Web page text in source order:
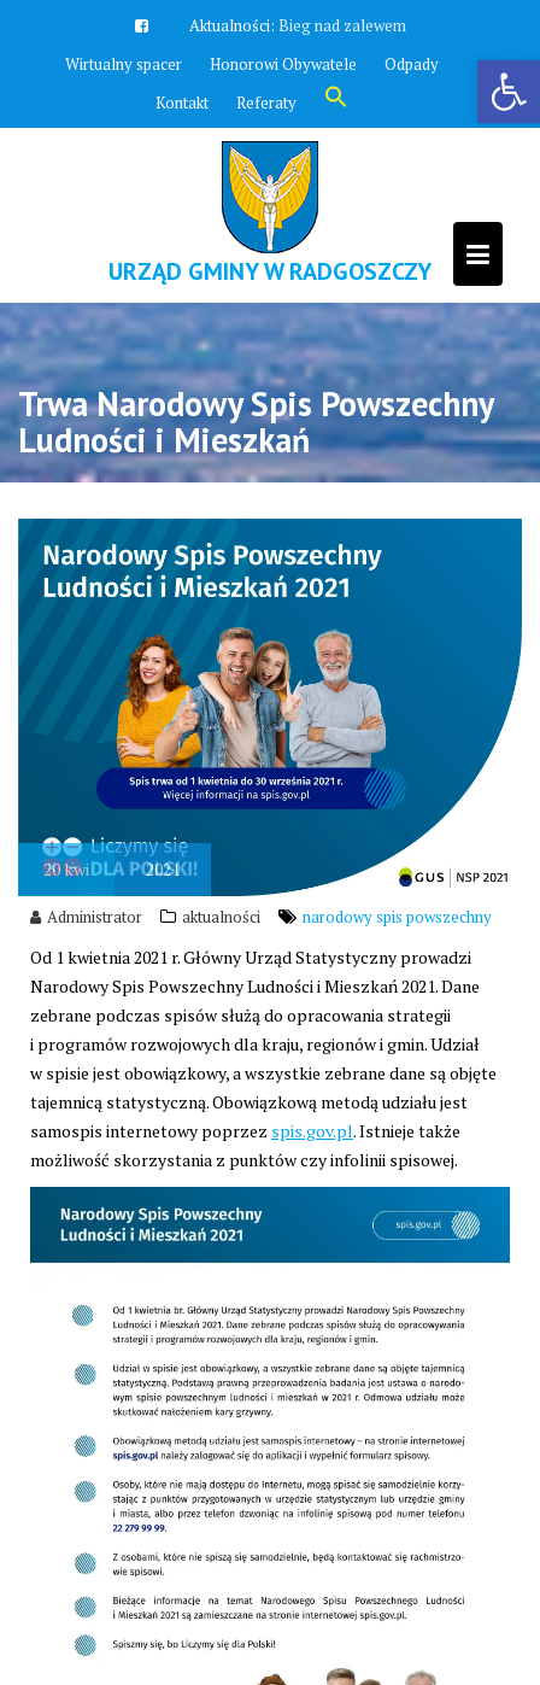
Otwórz pasek narzędzi
Aktualności:Zawyją syreny
Wirtualny spacer
Honorowi Obywatele
Odpady
Kontakt
Referaty Search
for:
Search Button
URZĄD GMINY W RADGOSZCZY
Trwa Narodowy Spis Powszechny
Ludności i Mieszkań
20kwi 2021
Administrator aktualności narodowy spis powszechny
Od 1 kwietnia 2021 r. Główny Urząd Statystyczny prowadzi
Narodowy Spis Powszechny Ludności i Mieszkań 2021. Dane
zebrane podczas spisów służą do opracowania strategii
i programów rozwojowych dla kraju, regionów i gmin. Udział
w spisie jest obowiązkowy, a wszystkie zebrane dane są objęte
tajemnicą statystyczną. Obowiązkową metodą udziału jest
samospis internetowy poprzez spis.gov.pl. Istnieje także
możliwość skorzystania z punktów czy infolinii spisowej.